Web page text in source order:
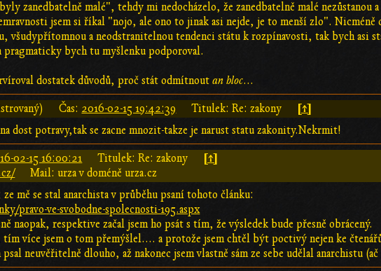
zanedbatelně malé", tehdy mi nedocházelo, že zanedbatelně malé nezůstanou
jsem si říkal "nojo, ale ono to jinak asi nejde, je to menší zlo".
všudypřítomnou a neodstranitelnou tendenci státu k rozpínavosti, tak bych asi
pragmaticky bych tu myšlenku podporoval.
dostatek důvodů, proč stát odmítnoutan bloc...
Čas: 2016-02-15 19:42:39 Titulek: Re: zakony [↑]
dost potravy,tak se zacne mnozit-takze je narust statu zakonity.Nekrmit!
02-15 16:00:21 Titulek: Re: zakony [↑]
Mail: urza v doméně urza.cz
ze mě se stal anarchista v průběhu psaní tohoto článku:
pravo-ve-svobodne-spolecnosti-195.aspx
naopak, respektive začal jsem ho psát s tím, že výsledek bude přesně obrácený.
tím více jsem o tom přemýšlel.... a protože jsem chtěl být poctivý nejen ke
neuvěřitelně dlouho, až nakonec jsem vlastně sám ze sebe udělal anarchistu